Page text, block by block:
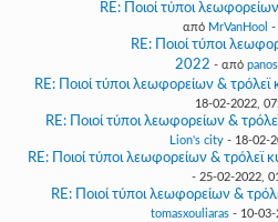
RE: Ποιοί τύποι
από MrVanHool -
RE: Ποιοί τύποι
2022 - από
RE: Ποιοί τύποι λεωφορείων &
18-02-2022,
RE: Ποιοί τύποι λεωφορείων &
Lion's city - 18-02-
RE: Ποιοί τύποι λεωφορείων &
- 25-02-2022,
RE: Ποιοί τύποι λεωφορείων &
tomasxouliaras- 10-03-